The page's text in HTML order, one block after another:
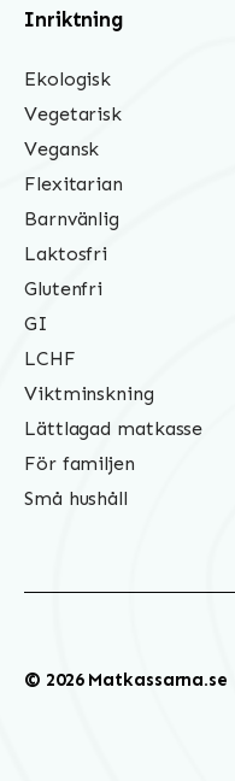
Inriktning
Ekologisk
Vegetarisk
Vegansk
Flexitarian
Barnvänlig
Laktosfri
Glutenfri
GI
LCHF
Viktminskning
Lättlagad matkasse
För familjen
Små hushåll
© 2026 Matkassarna.se